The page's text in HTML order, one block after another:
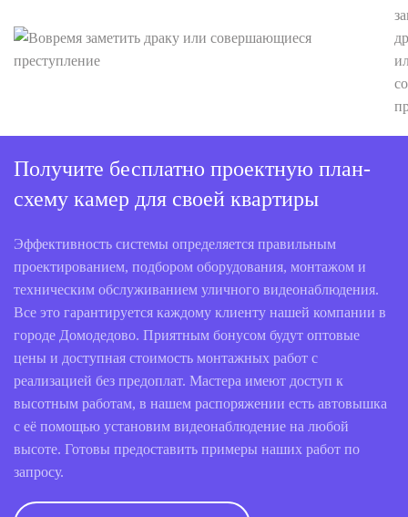
Получите бесплатно проектную план-
схему камер для своей квартиры
Эффективность системы определяется правильным
проектированием, подбором оборудования, монтажом и
техническим обслуживанием уличного видеонаблюдения.
Все это гарантируется каждому клиенту нашей компании в
городе Домодедово. Приятным бонусом будут оптовые
цены и доступная стоимость монтажных работ с
реализацией без предоплат. Мастера имеют доступ к
высотным работам, в нашем распоряжении есть автовышка
с её помощью установим видеонаблюдение на любой
высоте. Готовы предоставить примеры наших работ по
запросу.